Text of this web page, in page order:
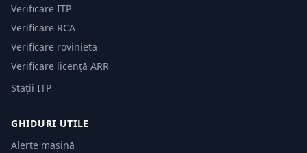
Verificare ITP
Verificare RCA
Verificare rovinieta
Verificare licență ARR
Stații ITP
GHIDURI UTILE
Alerte mașină